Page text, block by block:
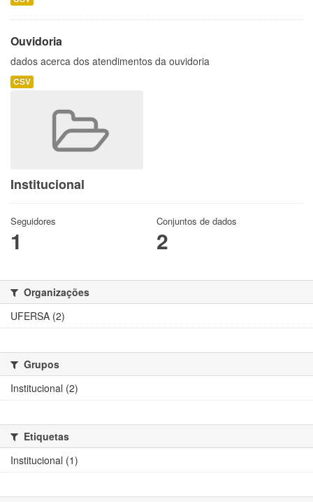
Ouvidoria
dados acerca dos atendimentos da ouvidoria
CSV
Institucional
Seguidores
1
Conjuntos de dados
2
Organizações
UFERSA (2)
Grupos
Institucional (2)
Etiquetas
Institucional (1)